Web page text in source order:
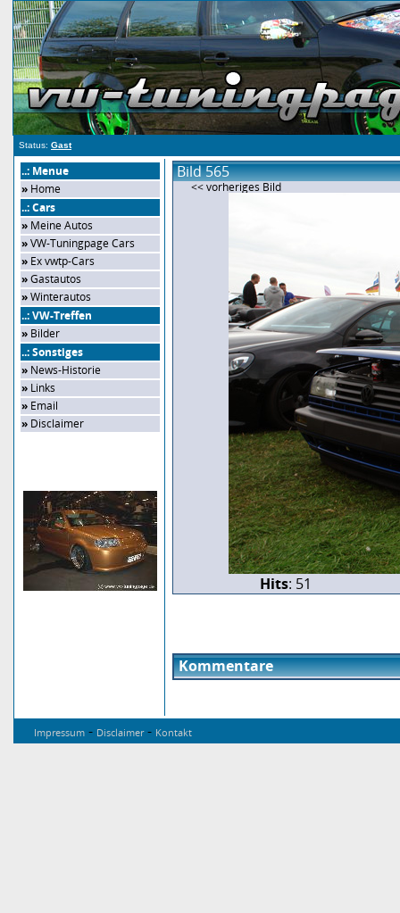
Status: Gast
..: Menue
» Home
..: Cars
» Meine Autos
»VW-Tuningpage Cars
» Ex vwtp-Cars
»Gastautos
»Winterautos
..: VW-Treffen
» Bilder
..: Sonstiges
» News-Historie
» Links
» Email
» Disclaimer
Bild 565
<< vorheriges Bild
Hits: 51
Kommentare
Impressum - Disclaimer- Kontakt